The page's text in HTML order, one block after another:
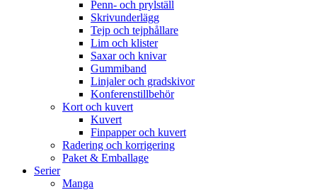
Penn- och prylställ
Skrivunderlägg
Tejp och tejphållare
Lim och klister
Saxar och knivar
Gummiband
Linjaler och gradskivor
Konferenstillbehör
Kort och kuvert
Kuvert
Finpapper och kuvert
Radering och korrigering
Paket & Emballage
Serier
Manga